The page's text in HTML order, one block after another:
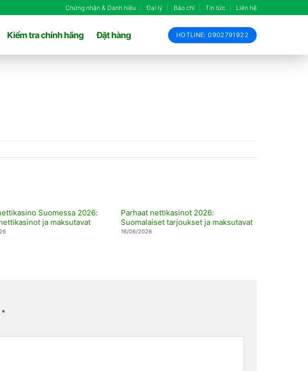
Chứng nhận & Danh hiệu Đại lý Báo chí Tin tức Liên hệ
Kiểm tra chính hãng Đặt hàng HOTLINE: 0902791922
Suomessa 2026:
ja maksutavat
Parhaat nettikasinot 2026:
Suomalaiset tarjoukset ja maksutavat
16/06/2026
*